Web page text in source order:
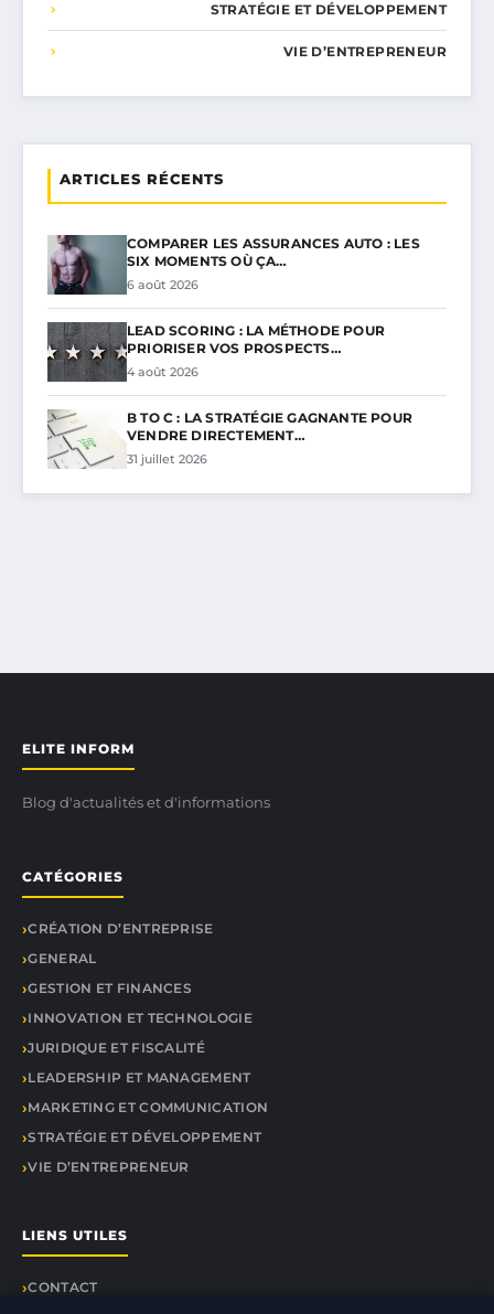
STRATÉGIE ET DÉVELOPPEMENT
VIE D’ENTREPRENEUR
ARTICLES RÉCENTS
COMPARER LES ASSURANCES AUTO : LES
SIX MOMENTS OÙ ÇA…
6 août 2026
LEAD SCORING : LA MÉTHODE POUR
PRIORISER VOS PROSPECTS…
4 août 2026
B TO C : LA STRATÉGIE GAGNANTE POUR
VENDRE DIRECTEMENT…
31 juillet 2026
ELITE INFORM
Blog d'actualités et d'informations
CATÉGORIES
CRÉATION D’ENTREPRISE
GENERAL
GESTION ET FINANCES
INNOVATION ET TECHNOLOGIE
JURIDIQUE ET FISCALITÉ
LEADERSHIP ET MANAGEMENT
MARKETING ET COMMUNICATION
STRATÉGIE ET DÉVELOPPEMENT
VIE D’ENTREPRENEUR
LIENS UTILES
CONTACT